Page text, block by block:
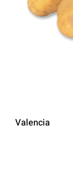
Valencia